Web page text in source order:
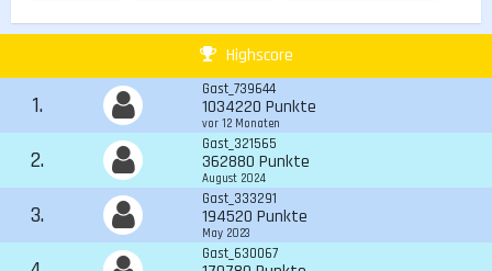
Highscore
1.
Gast_739644
1034220 Punkte
vor 12 Monaten
2.
Gast_321565
362880 Punkte
August 2024
3.
Gast_333291
194520 Punkte
May 2023
Gast_630067